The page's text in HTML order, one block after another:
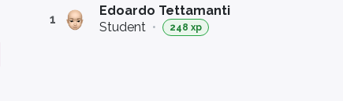
1
Edoardo Tettamanti
Student • 248 xp